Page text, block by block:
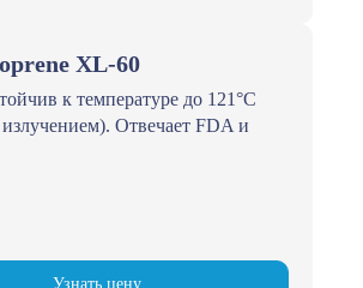
XL-60
к температуре до 121°C
Отвечает FDA и
Узнать цену